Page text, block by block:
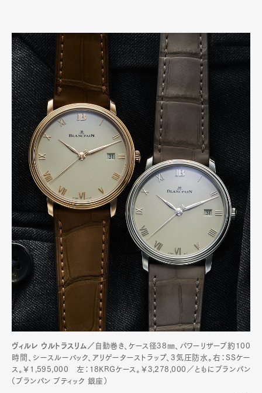
ヴィルレ ウルトラスリム／ 自動巻き、ケース径38㎜、パワーリザーブ約100
時間、シースルーバック、アリゲーターストラップ、3気圧防水。右：SSケー
ス。￥1,595,000 左：18KRGケース。￥3,278,000／ともにブランパン
（ブランパン ブティック 銀座）